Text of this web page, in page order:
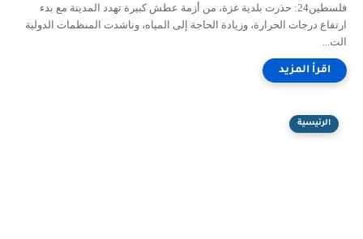
فلسطين24: حذرت بلدية غزة، من أزمة عطش كبيرة تهدد المدينة مع بدء
ارتفاع درجات الحرارة، وزيادة الحاجة إلى المياه، وناشدت المنظمات الدولية
الت...
الرئيسية